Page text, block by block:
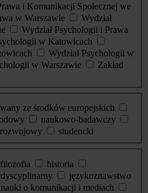
i Komunikacji Społecznej we
w Warszawie
Wydział
Wydział Psychologii i Prawa
w Katowicach
Wydział Psychologii w
w Warszawie
Zakład
ze środków europejskich
naukowo-badawczy
rozwojowy
studencki
filozofia
historia
językoznawstwo
nauki o komunikacji i mediach